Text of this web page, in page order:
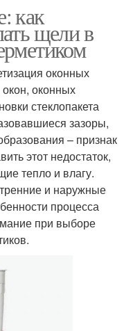
как
щели в
оконных
оконных
стеклопакета
зазоры,
– признак
этот недостаток,
тепло и влагу.
и наружные
процесса
при выборе